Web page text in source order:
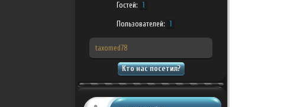
Гостей: 1
Пользователей: 1
taxomed78
Кто нас посетил?